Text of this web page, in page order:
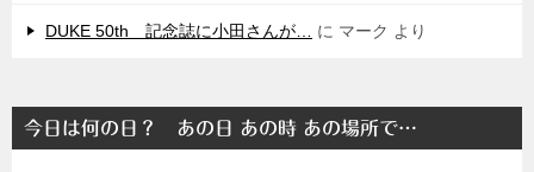
DUKE 50th 記念誌に小田さんが… に マーク より
今日は何の日？ あの日 あの時 あの場所で…